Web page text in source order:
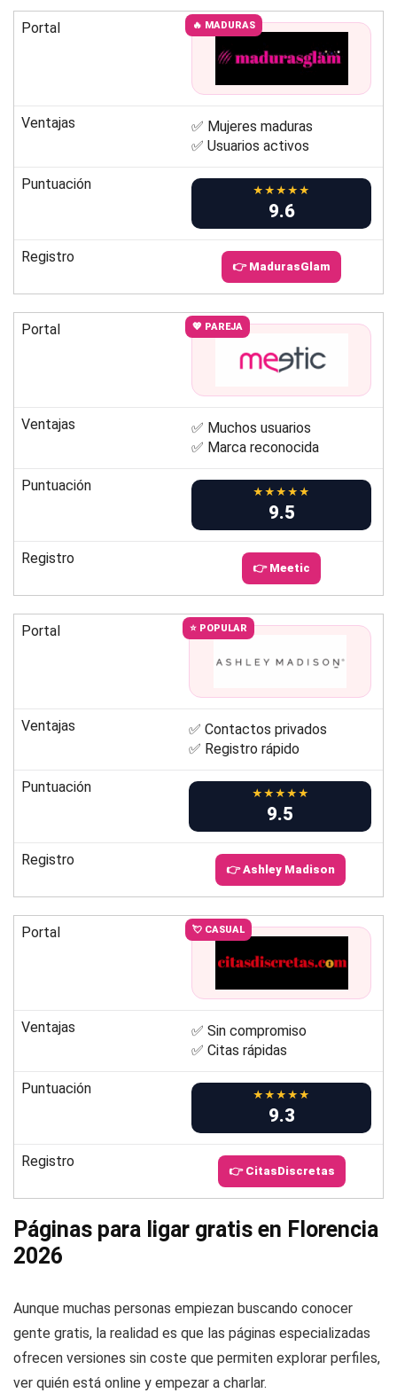
Portal 🔥 MADURAS
Ventajas
✅ Mujeres maduras
✅ Usuarios activos
Puntuación ★★★★★
9.6
Registro
👉 MadurasGlam
Portal 💖 PAREJA
Ventajas
✅ Muchos usuarios
✅ Marca reconocida
Puntuación ★★★★★
9.5
Registro
👉 Meetic
Portal ⭐ POPULAR
Ventajas
✅ Contactos privados
✅ Registro rápido
Puntuación ★★★★★
9.5
Registro
👉 Ashley Madison
Portal 💘 CASUAL
Ventajas
✅ Sin compromiso
✅ Citas rápidas
Puntuación ★★★★★
9.3
Registro
👉 CitasDiscretas
Páginas para ligar gratis en Florencia
2026
Aunque muchas personas empiezan buscando conocer
gente gratis, la realidad es que las páginas especializadas
ofrecen versiones sin coste que permiten explorar perfiles,
ver quién está online y empezar a charlar.